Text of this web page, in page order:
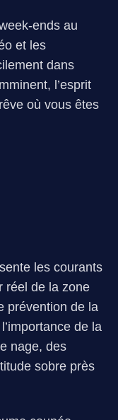
ends au
et les
dans
l’esprit
où vous êtes
les courants
réel de la zone
prévention de la
de la
nage, des
sobre près